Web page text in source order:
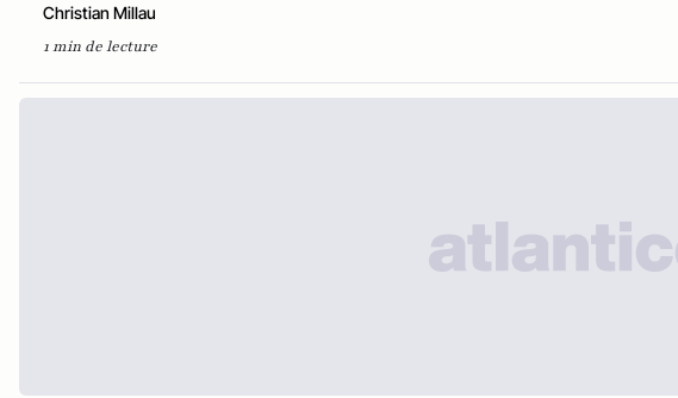
Christian Millau
1 min de lecture